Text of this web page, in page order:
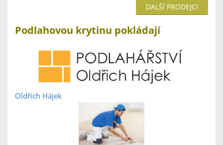
DALŠÍ PRODEJCI
Podlahovou krytinu pokládají
Oldřich Hájek